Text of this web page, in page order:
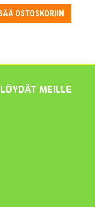
oli:
49,50 €.
on:
46,50 €.
OSTOSKORIIN
MEILLE